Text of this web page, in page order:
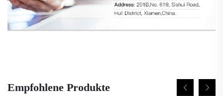
Empfohlene Produkte